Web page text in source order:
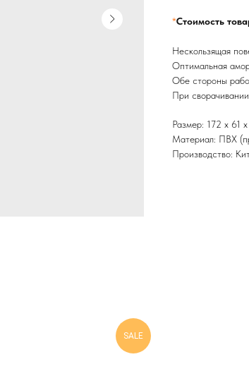
*Стоимость
Нескользящая
Оптимальная
Обе стороны
При
Размер: 172 x 61
Материал: ПВХ
Производство:
SALE